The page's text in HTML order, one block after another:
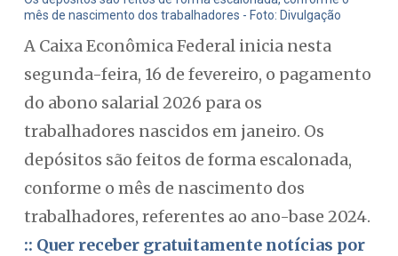
mês de nascimento dos trabalhadores - Foto: Divulgação
A Caixa Econômica Federal inicia nesta
segunda-feira, 16 de fevereiro, o pagamento
do abono salarial 2026 para os
trabalhadores nascidos em janeiro. Os
depósitos são feitos de forma escalonada,
conforme o mês de nascimento dos
trabalhadores, referentes ao ano-base 2024.
:: Quer receber gratuitamente notícias por